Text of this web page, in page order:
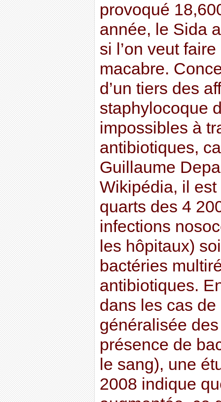
provoqué
année, le Sida
si l’on veut
macabre.
d’un tiers des
staphylocoque
impossibles à
antibiotiques,
Guillaume
Wikipédia, il
quarts des 4
infections
les hôpitaux)
bactéries
antibiotiques.
dans les cas
généralisée
présence de
le sang), une
2008 indique